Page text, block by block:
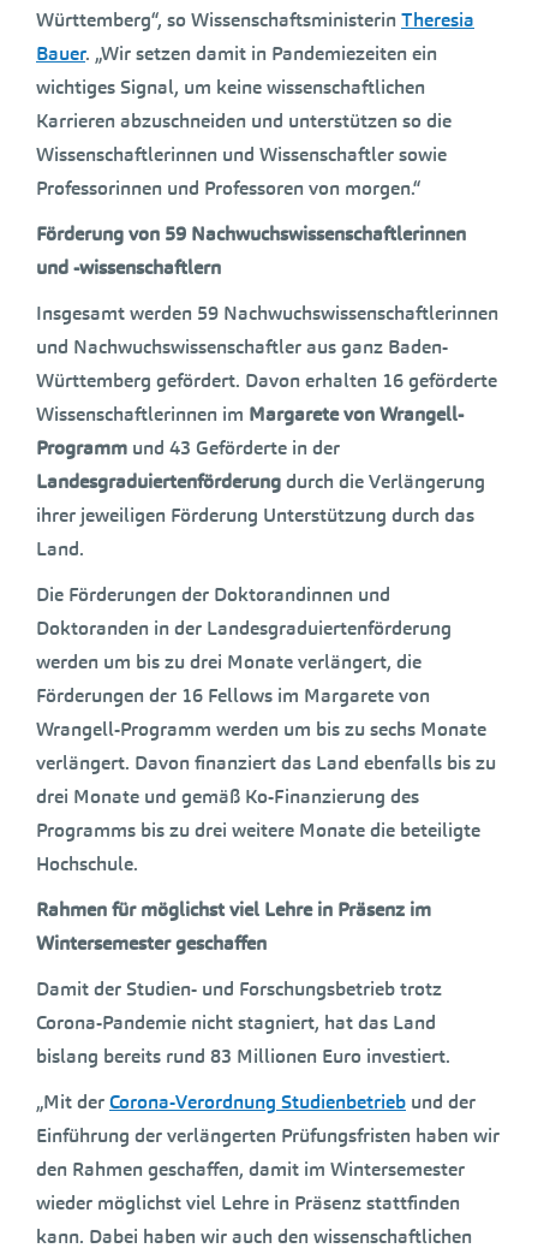
Württemberg“, so Wissenschaftsministerin Theresia
Bauer. „Wir setzen damit in Pandemiezeiten ein
wichtiges Signal, um keine wissenschaftlichen
Karrieren abzuschneiden und unterstützen so die
Wissenschaftlerinnen und Wissenschaftler sowie
Professorinnen und Professoren von morgen.“
Förderung von 59 Nachwuchswissenschaftlerinnen
und -wissenschaftlern
Insgesamt werden 59 Nachwuchswissenschaftlerinnen
und Nachwuchswissenschaftler aus ganz Baden-
Württemberg gefördert. Davon erhalten 16 geförderte
Wissenschaftlerinnen im Margarete von Wrangell-
Programm und 43 Geförderte in der
Landesgraduiertenförderungdurch die Verlängerung
ihrer jeweiligen Förderung Unterstützung durch das
Land.
Die Förderungen der Doktorandinnen und
Doktoranden in der Landesgraduiertenförderung
werden um bis zu drei Monate verlängert, die
Förderungen der 16 Fellows im Margarete von
Wrangell-Programm werden um bis zu sechs Monate
verlängert. Davon finanziert das Land ebenfalls bis zu
drei Monate und gemäß Ko-Finanzierung des
Programms bis zu drei weitere Monate die beteiligte
Hochschule.
Rahmen für möglichst viel Lehre in Präsenz im
Wintersemester geschaffen
Damit der Studien- und Forschungsbetrieb trotz
Corona-Pandemie nicht stagniert, hat das Land
bislang bereits rund 83 Millionen Euro investiert.
„Mit derCorona-Verordnung Studienbetrieb und der
Einführung der verlängerten Prüfungsfristen haben wir
den Rahmen geschaffen, damit im Wintersemester
wieder möglichst viel Lehre in Präsenz stattfinden
kann. Dabei haben wir auch den wissenschaftlichen